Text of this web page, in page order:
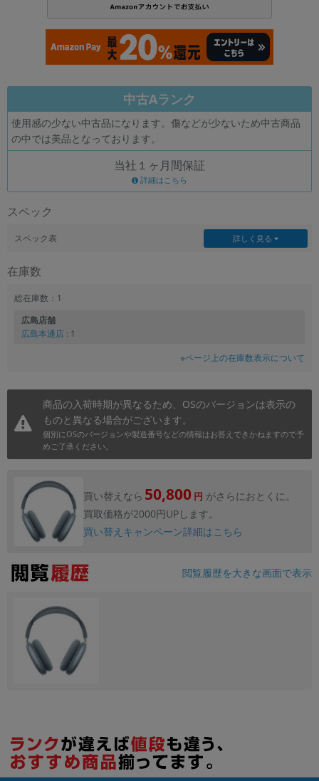
中古Aランク
使用感の少ない中古品になります。傷などが少ないため中古商品
の中では美品となっております。
当社１ヶ月間保証
詳細はこちら
スペック
スペック表 詳しく見る
在庫数
総在庫数：1
広島店舗
広島本通店 : 1
※ページ上の在庫数表示について
商品の入荷時期が異なるため、OSのバージョンは表示の
ものと異なる場合がございます。
個別にOSのバージョンや製造番号などの情報はお答えできかねますので予
めご了承ください。
買い替えなら 50,800 円 がさらにおとくに。
買取価格が2000円UPします。
買い替えキャンペーン詳細はこちら
閲覧履歴を大きな画面で表示
円 ～ 円
年
各項目のチェックボックスは「or検索」となります。
ただし機能別のみ「and検索」となります。